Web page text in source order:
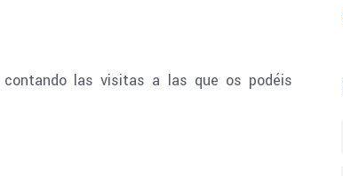
las visitas a las que os podéis